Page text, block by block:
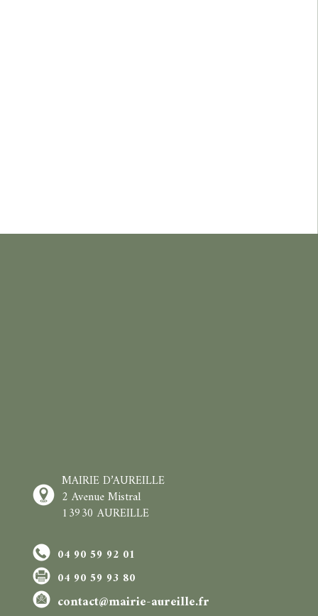
MAIRIE D’AUREILLE
2 Avenue Mistral
13930 AUREILLE
04 90 59 92 01
04 90 59 93 80
contact@mairie-aureille.fr